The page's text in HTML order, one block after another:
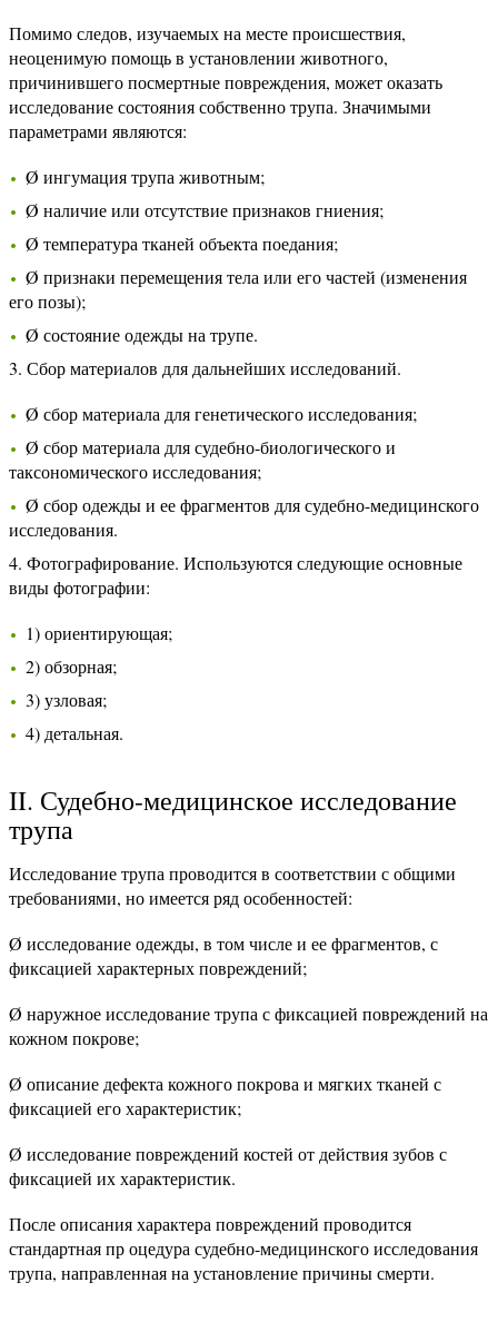
Помимо следов, изучаемых на месте происшествия,
неоценимую помощь в установлении животного,
причинившего посмертные повреждения, может оказать
исследование состояния собственно трупа. Значимыми
параметрами являются:
Ø ингумация трупа животным;
Ø наличие или отсутствие признаков гниения;
Ø температура тканей объекта поедания;
Ø признаки перемещения тела или его частей (изменения
его позы);
Ø состояние одежды на трупе.
3. Сбор материалов для дальнейших исследований.
Ø сбор материала для генетического исследования;
Ø сбор материала для судебно-биологического и
таксономического исследования;
Ø сбор одежды и ее фрагментов для судебно-медицинского
исследования.
4. Фотографирование. Используются следующие основные
виды фотографии:
1) ориентирующая;
2) обзорная;
3) узловая;
4) детальная.
II. Судебно-медицинское исследование
трупа
Исследование трупа проводится в соответствии с общими
требованиями, но имеется ряд особенностей:
Ø исследование одежды, в том числе и ее фрагментов, с
фиксацией характерных повреждений;
Ø наружное исследование трупа с фиксацией повреждений на
кожном покрове;
Ø описание дефекта кожного покрова и мягких тканей с
фиксацией его характеристик;
Ø исследование повреждений костей от действия зубов с
фиксацией их характеристик.
После описания характера повреждений проводится
стандартная пр оцедура судебно-медицинского исследования
трупа, направленная на установление причины смерти.